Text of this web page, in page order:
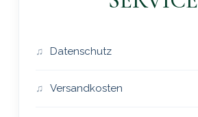
Datenschutz
Versandkosten